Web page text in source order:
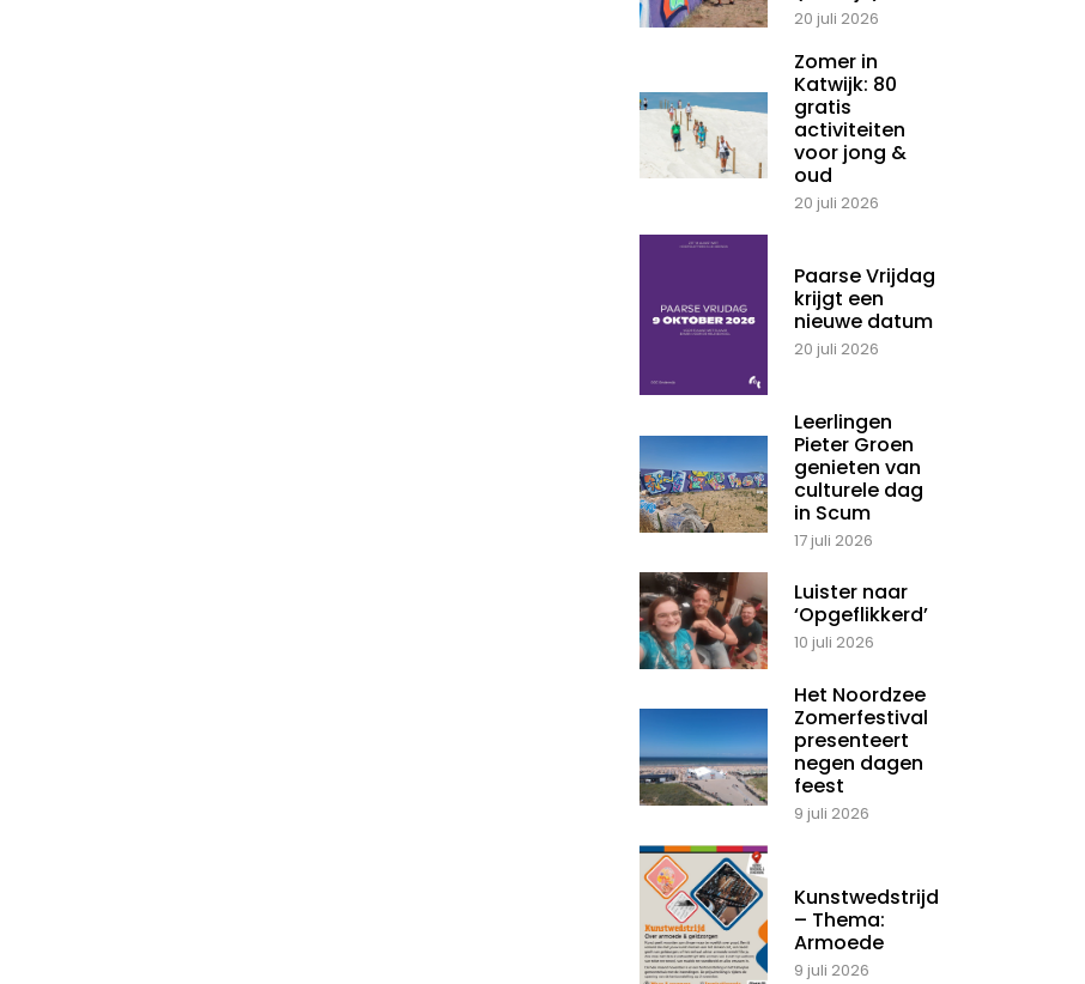
20 juli 2026
Zomer in
Katwijk: 80
gratis
activiteiten
voor jong &
oud
20 juli 2026
Paarse Vrijdag
krijgt een
nieuwe datum
20 juli 2026
Leerlingen
Pieter Groen
genieten van
culturele dag
in Scum
17 juli 2026
Luister naar
‘Opgeflikkerd’
10 juli 2026
Het Noordzee
Zomerfestival
presenteert
negen dagen
feest
9 juli 2026
Kunstwedstrijd
– Thema:
Armoede
9 juli 2026